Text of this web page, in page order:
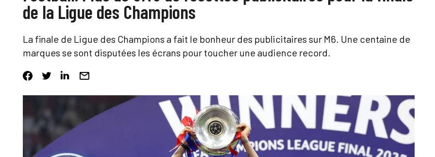
de la Ligue des Champions
La finale de Ligue des Champions a fait le bonheur des publicitaires sur M6. Une centaine de
marques se sont disputées les écrans pour toucher une audience record.